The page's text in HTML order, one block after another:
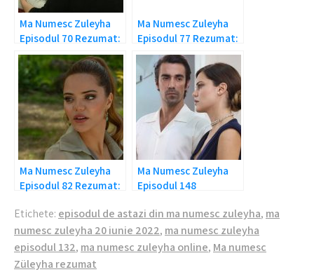
Ma Numesc Zuleyha
Episodul 70 Rezumat:
A murit Hunkar!
Ma Numesc Zuleyha
Episodul 77 Rezumat:
Yilmaz a facut
accident!
Ma Numesc Zuleyha
Episodul 82 Rezumat:
Zuleyha!
Ma Numesc Zuleyha
Episodul 148
Etichete: episodul de astazi din ma numesc zuleyha, ma
numesc zuleyha 20 iunie 2022, ma numesc zuleyha
episodul 132, ma numesc zuleyha online, Ma numesc
Züleyha rezumat